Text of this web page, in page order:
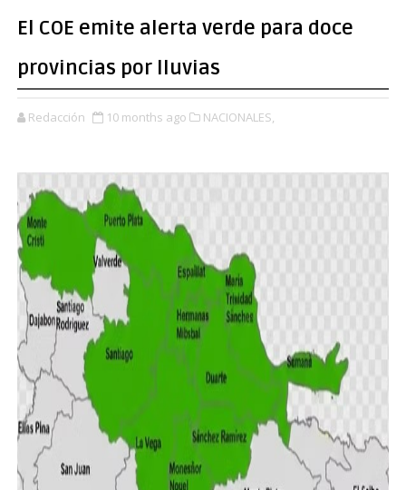
El COE emite alerta verde para doce
provincias por lluvias
Redacción 10 months ago NACIONALES,